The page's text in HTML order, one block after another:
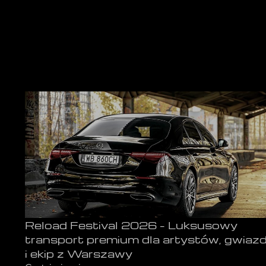
Reload Festival 2026 – Luksusowy
transport premium dla artystów,
i ekip z Warszawy